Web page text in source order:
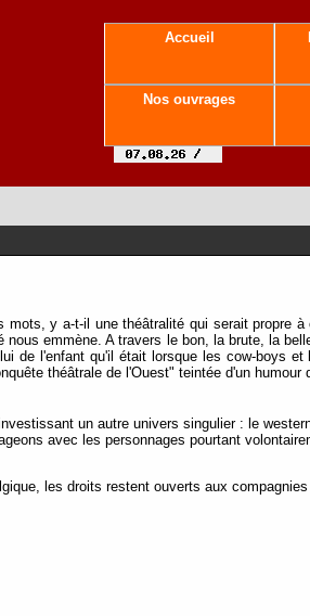
Accueil
Nos ouvrages
mots, y a-t-il une théâtralité qui serait propre
emmène. A travers le bon, la brute, la
de l'enfant qu'il était lorsque les cow-boys
théâtrale de l'Ouest" teintée d'un humour
un autre univers singulier : le
avec les personnages pourtant
les droits restent ouverts aux